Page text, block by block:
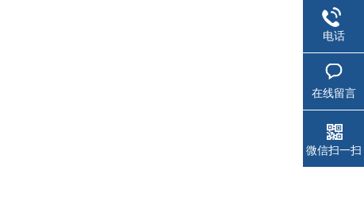
电话
在线留言
微信扫一扫